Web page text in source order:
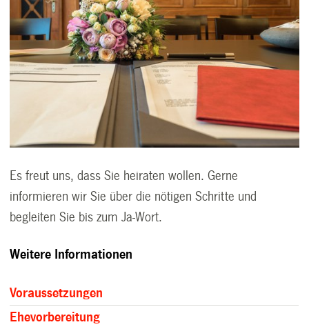
Es freut uns, dass Sie heiraten wollen. Gerne
informieren wir Sie über die nötigen Schritte und
begleiten Sie bis zum Ja-Wort.
Weitere Informationen
Voraussetzungen
Ehevorbereitung